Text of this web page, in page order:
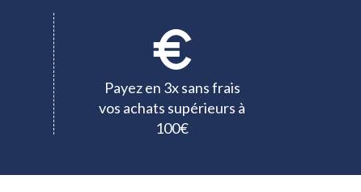
Payez en 3x sans frais
vos achats supérieurs à
100€